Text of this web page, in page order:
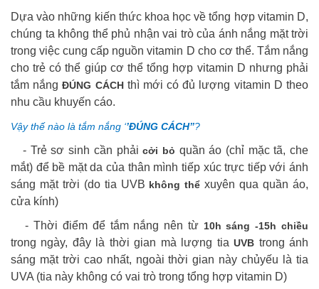
Dựa vào những kiến thức khoa học về tổng hợp vitamin D,
chúng ta không thể phủ nhận vai trò của ánh nắng mặt trời
trong việc cung cấp nguồn vitamin D cho cơ thể. Tắm nắng
cho trẻ có thể giúp cơ thể tổng hợp vitamin D nhưng phải
tắm nắngĐÚNG CÁCHthì mới có đủ lượng vitamin D theo
nhu cầu khuyến cáo.
Vậy thế nào là tắm nắng ‘’ĐÚNG CÁCH’’?
- Trẻ sơ sinh cần phảicởi bỏ quần áo (chỉ mặc tã, che
mắt) để bề mặt da của thân mình tiếp xúc trực tiếp với ánh
sáng mặt trời (do tia UVB không thể xuyên qua quần áo,
cửa kính)
- Thời điểm để tắm nắng nên từ 10h sáng -15h chiều
trong ngày, đây là thời gian mà lượng tiaUVB trong ánh
sáng mặt trời cao nhất, ngoài thời gian này chủyếu là tia
UVA (tia này không có vai trò trong tổng hợp vitamin D)